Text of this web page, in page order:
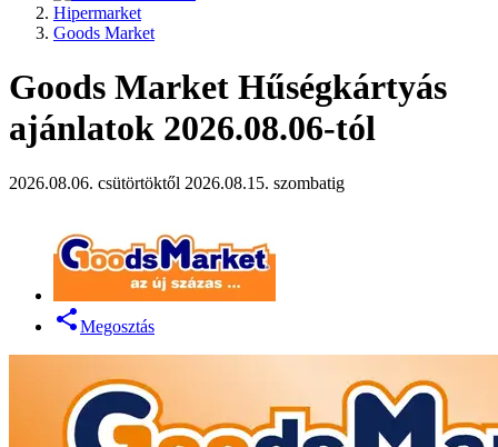
Hipermarket
Goods Market
Goods Market Hűségkártyás
ajánlatok 2026.08.06-tól
2026.08.06. csütörtöktől 2026.08.15. szombatig
Megosztás